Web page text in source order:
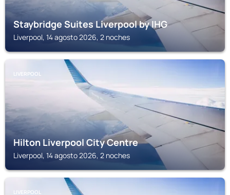
Staybridge Suites Liverpool by IHG
Liverpool, 14 agosto 2026, 2 noches
LIVERPOOL
Hilton Liverpool City Centre
Liverpool, 14 agosto 2026, 2 noches
LIVERPOOL